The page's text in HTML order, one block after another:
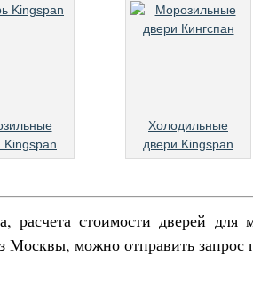
Kingspan
Холодильные
двери Kingspan
расчета стоимости дверей
Москвы, можно отправить запрос